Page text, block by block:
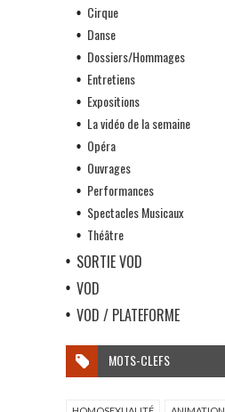
Cirque
Danse
Dossiers/Hommages
Entretiens
Expositions
La vidéo de la semaine
Opéra
Ouvrages
Performances
Spectacles Musicaux
Théâtre
SORTIE VOD
VOD
VOD / PLATEFORME
MOTS-CLEFS